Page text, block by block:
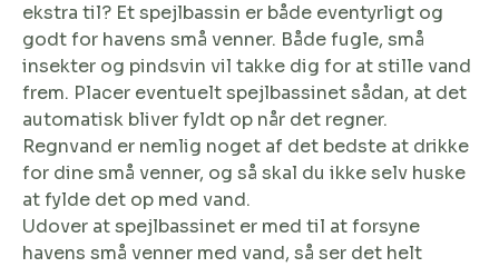
ekstra til? Et spejlbassin er både eventyrligt og
godt for havens små venner. Både fugle, små
insekter og pindsvin vil takke dig for at stille vand
frem. Placer eventuelt spejlbassinet sådan, at det
automatisk bliver fyldt op når det regner.
Regnvand er nemlig noget af det bedste at drikke
for dine små venner, og så skal du ikke selv huske
at fylde det op med vand.
Udover at spejlbassinet er med til at forsyne
havens små venner med vand, så ser det helt